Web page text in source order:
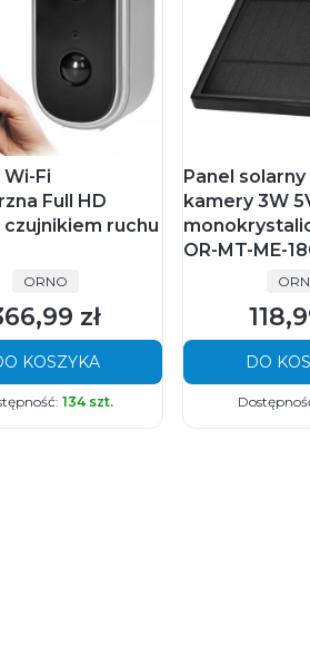
Fi
Full HD
czujnikiem ruchu
PRODUCENT
ORNO
zł
KOSZYKA
134 szt.
Panel
kamery 3W
OR-MT-ME-
Cena
DO